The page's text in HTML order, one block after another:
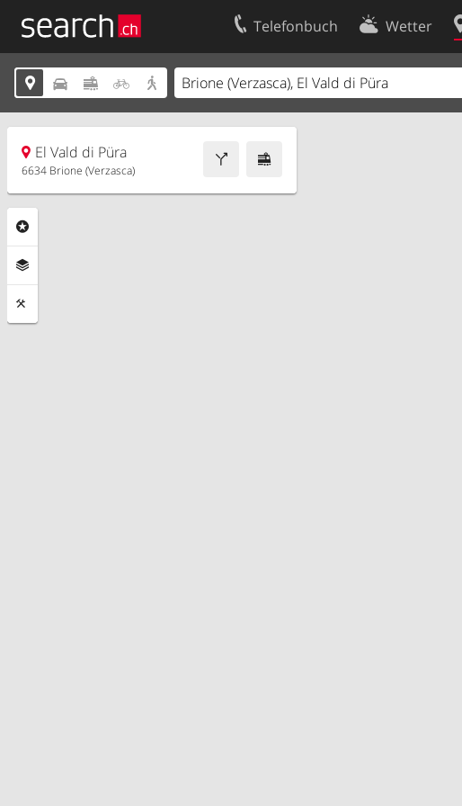
Telefonbuch Wetter
    
El Vald di Püra
6634 Brione (Verzasca)
Ihr Eintrag
Kundencenter Geschäftskunden
Impressum
Kontakt
Nutzungsbedingungen